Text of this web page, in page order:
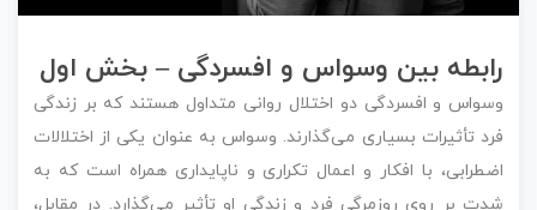
رابطه بین وسواس و افسردگی – بخش اول
وسواس و افسردگی دو اختلال روانی متداول هستند که بر زندگی
فرد تأثیرات بسیاری می‌گذارند. وسواس به عنوان یکی از اختلالات
اضطرابی، با افکار و اعمال تکراری و ناپایداری همراه است که به
شدت بر روی روزمرگی فرد و زندگی او تأثیر می‌گذارد. در مقابل،